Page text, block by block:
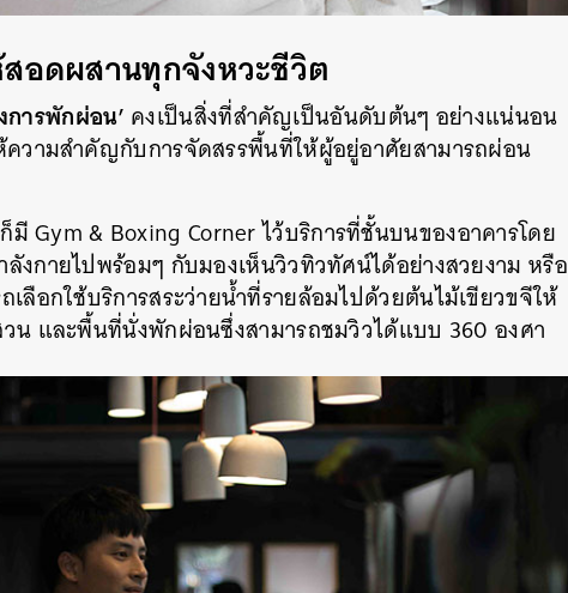
อดผสานทุกจังหวะชีวิต
การพักผ่อน’ คงเป็นสิ่งที่สำคัญเป็นอันดับต้นๆ อย่างแน่นอน
ความสำคัญกับการจัดสรรพื้นที่ให้ผู้อยู่อาศัยสามารถผ่อน
Gym & Boxing Corner ไว้บริการที่ชั้นบนของอาคารโดย
งกายไปพร้อมๆ กับมองเห็นวิวทิวทัศน์ได้อย่างสวยงาม หรือ
ลือกใช้บริการสระว่ายน้ำที่รายล้อมไปด้วยต้นไม้เขียวขจีให้
น และพื้นที่นั่งพักผ่อนซึ่งสามารถชมวิวได้แบบ 360 องศา